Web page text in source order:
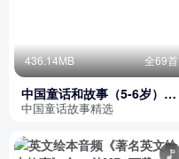
436.14MB 全69首
中国童话和故事（5-6岁）
(70个)
中国童话故事精选